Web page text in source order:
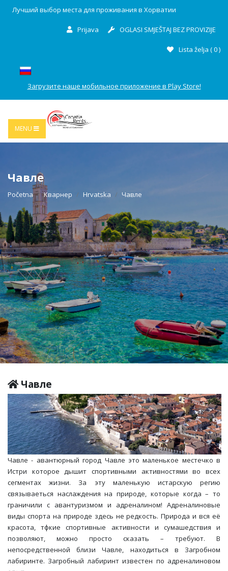
Лучший выбор места для проживания в Хорватии
Prijava OGLASI SMJEŠTAJ BEZ PROVIZIJE
Lista želja (0)
Загрузите наше мобильное приложение в Play Store!
MENU
Чавле
Početna Кварнер Hrvatska Чавле
Чавле
Чавле - авантюрный город Чавле это маленькое местечко в
Истри которое дышит спортивными активностями во всех
сегментах жизни. За эту маленькую истарскую регию
связываеться наслаждения на природе, которые когда – то
граничили с авантуризмом и адреналином! Адреналиновые
виды спорта на природе здесь не редкость. Природа и вся её
красота, тфкие спортивные активности и сумашедствия и
позволяют, можно просто сказать – требуют. В
непосредственной близи Чавле, находиться в Загробном
лабиринте. Загробный лабиринт известен по адреналиновом